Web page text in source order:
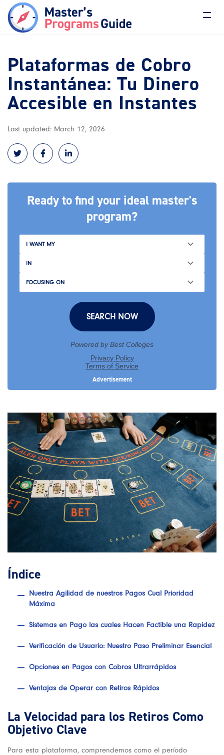
Plataformas de Cobro
Instantánea: Tu Dinero
Accesible en Instantes
Last updated: March 12, 2026
Ready to find your ideal master's
program?
Índice
Nuestra Agilidad de nuestros Pagos Cual Prioridad
Máxima
Sistemas en Pago las cuales Hacen Factible una Rapidez
Verificación de Usuario: Nuestro Paso Preliminar Esencial
Opciones en Pagos con Cobros Ultrarrápidos
Ventajas de Operar con Retiros Rápidos
La Velocidad para los Retiros Como
Objetivo Clave
Para esta plataforma, comprendemos como el período